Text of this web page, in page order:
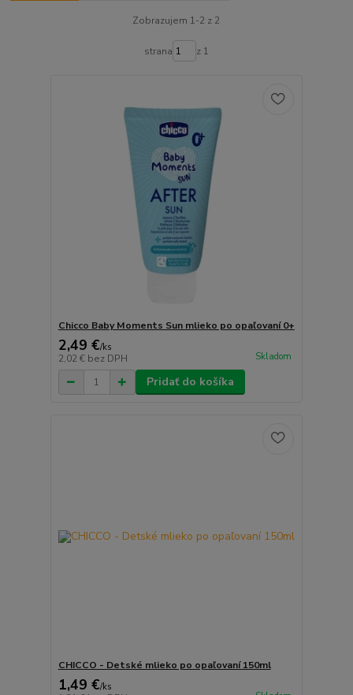
Zobrazujem 1-2 z 2
strana z 1
Chicco Baby Moments Sun mlieko po opaľovaní 0+
2,49 €/ks
2,02 € bez DPH Skladom
Pridať do košíka
CHICCO - Detské mlieko po opaľovaní 150ml
1,49 €/ks